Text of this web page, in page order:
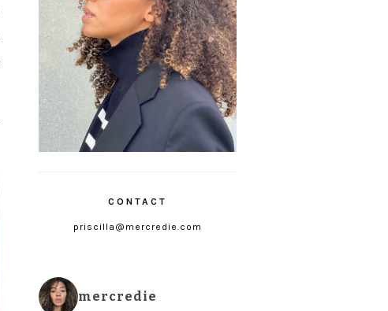
CONTACT
priscilla@mercredie.com
mercredie